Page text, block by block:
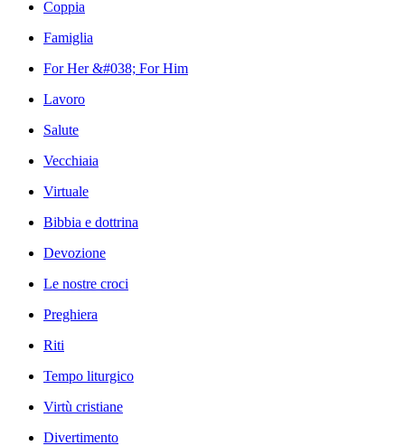
Coppia
Famiglia
For Her &#038; For Him
Lavoro
Salute
Vecchiaia
Virtuale
Bibbia e dottrina
Devozione
Le nostre croci
Preghiera
Riti
Tempo liturgico
Virtù cristiane
Divertimento